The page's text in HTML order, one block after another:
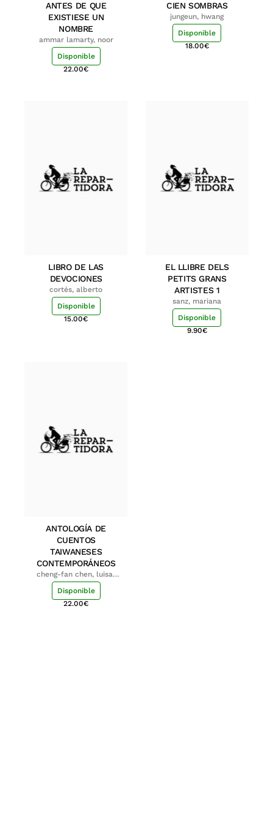
ANTES DE QUE
EXISTIESE UN
NOMBRE
ammar lamarty, noor
Disponible
22.00€
CIEN SOMBRAS
jungeun, hwang
Disponible
18.00€
LIBRO DE LAS
DEVOCIONES
cortés, alberto
Disponible
15.00€
EL LLIBRE DELS
PETITS GRANS
ARTISTES 1
sanz, mariana
Disponible
9.90€
ANTOLOGÍA DE
CUENTOS
TAIWANESES
CONTEMPORÁNEOS
cheng-fan chen, luisa;
shu-ying chang, luisa
Disponible
22.00€